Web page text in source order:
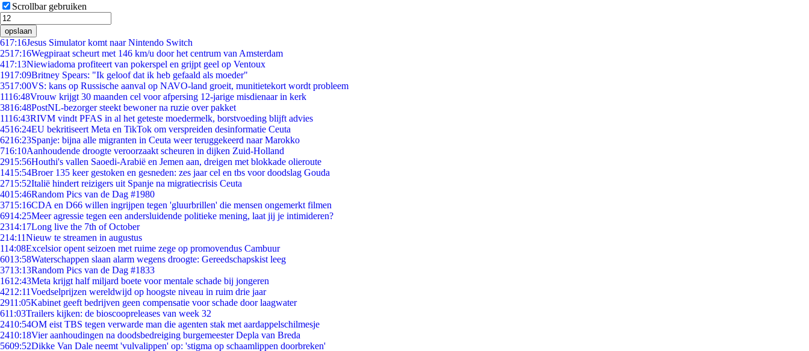
Scrollbar gebruiken
opslaan
617:16Jesus Simulator komt naar Nintendo Switch
2517:16Wegpiraat scheurt met 146 km/u door het centrum van Amsterdam
417:13Niewiadoma profiteert van pokerspel en grijpt geel op Ventoux
1917:09Britney Spears: "Ik geloof dat ik heb gefaald als moeder"
3517:00VS: kans op Russische aanval op NAVO-land groeit, munitietekort wordt probleem
1116:48Vrouw krijgt 30 maanden cel voor afpersing 12-jarige misdienaar in kerk
3816:48PostNL-bezorger steekt bewoner na ruzie over pakket
1116:43RIVM vindt PFAS in al het geteste moedermelk, borstvoeding blijft advies
4516:24EU bekritiseert Meta en TikTok om verspreiden desinformatie Ceuta
6216:23Spanje: bijna alle migranten in Ceuta weer teruggekeerd naar Marokko
716:10Aanhoudende droogte veroorzaakt scheuren in dijken Zuid-Holland
2915:56Houthi's vallen Saoedi-Arabië en Jemen aan, dreigen met blokkade olieroute
1415:54Broer 135 keer gestoken en gesneden: zes jaar cel en tbs voor doodslag Gouda
2715:52Italië hindert reizigers uit Spanje na migratiecrisis Ceuta
4015:46Random Pics van de Dag #1980
3715:16CDA en D66 willen ingrijpen tegen 'gluurbrillen' die mensen ongemerkt filmen
6914:25Meer agressie tegen een andersluidende politieke mening, laat jij je intimideren?
2314:17Long live the 7th of October
214:11Nieuw te streamen in augustus
114:08Excelsior opent seizoen met ruime zege op promovendus Cambuur
6013:58Waterschappen slaan alarm wegens droogte: Gereedschapskist leeg
3713:13Random Pics van de Dag #1833
1612:43Meta krijgt half miljard boete voor mentale schade bij jongeren
4212:11Voedselprijzen wereldwijd op hoogste niveau in ruim drie jaar
2911:05Kabinet geeft bedrijven geen compensatie voor schade door laagwater
611:03Trailers kijken: de bioscoopreleases van week 32
2410:54OM eist TBS tegen verwarde man die agenten stak met aardappelschilmesje
2410:18Vier aanhoudingen na doodsbedreiging burgemeester Depla van Breda
5609:52Dikke Van Dale neemt 'vulvalippen' op: 'stigma op schaamlippen doorbreken'